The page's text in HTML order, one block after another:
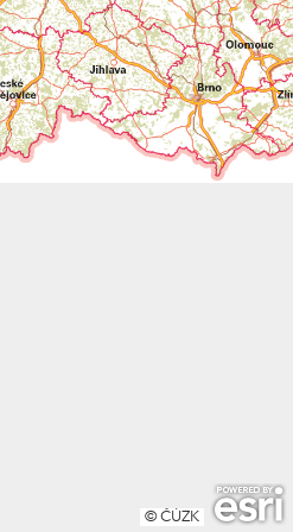
© ČÚZK